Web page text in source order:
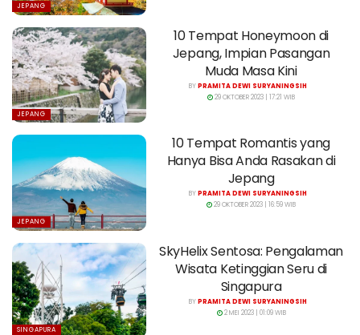
JEPANG
JEPANG
10 Tempat Honeymoon di
Jepang, Impian Pasangan
Muda Masa Kini
BYPRAMITA DEWI SURYANINGSIH
29 OKTOBER 2023 | 17:21 WIB
JEPANG
10 Tempat Romantis yang
Hanya Bisa Anda Rasakan di
Jepang
BYPRAMITA DEWI SURYANINGSIH
29 OKTOBER 2023 | 16:59 WIB
SINGAPURA
SkyHelix Sentosa: Pengalaman
Wisata Ketinggian Seru di
Singapura
BYPRAMITA DEWI SURYANINGSIH
2 MEI 2023 | 01:09 WIB